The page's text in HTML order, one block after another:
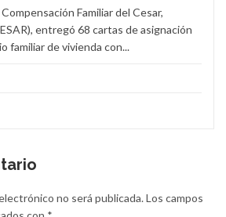
Familiar del Cesar,
entregó 68 cartas de asignación
familiar de vivienda con...
no será publicada.Los campos